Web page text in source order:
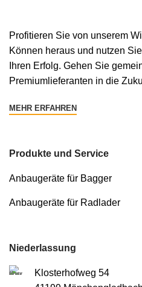
Profitieren Sie von unserem
Können heraus und nutzen
Ihren Erfolg. Gehen Sie
Premiumlieferanten in die
MEHR ERFAHREN
Produkte und Service
Anbaugeräte für Bagger
Anbaugeräte für Radlader
Niederlassung
Klosterhofweg 54